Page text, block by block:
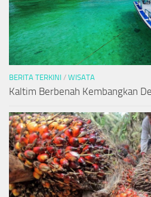
BERITA TERKINI / WISATA
Kaltim Berbenah Kembangkan